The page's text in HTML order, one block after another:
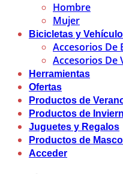
Hombre
Mujer
Bicicletas y
Accesorios De
Accesorios De
Herramientas
Ofertas
Productos de
Productos de
Juguetes y Regalos
Productos de
Acceder